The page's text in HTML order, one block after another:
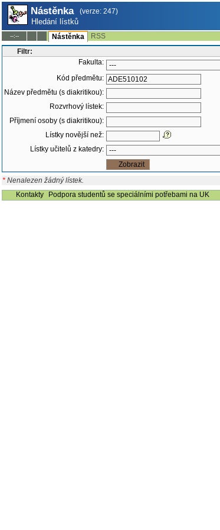
Nástěnka (verze: 247)
Hledání lístků
--:-- Nástěnka
RSS
Filtr:
Fakulta:
Kód předmětu:
Název předmětu (s diakritikou):
Rozvrhový lístek:
Příjmení osoby (s diakritikou):
Lístky novější než:
Lístky učitelů z katedry:
* Nenalezen žádný lístek.
Kontakty
Podpora studentů se speciálními potřebami na UK